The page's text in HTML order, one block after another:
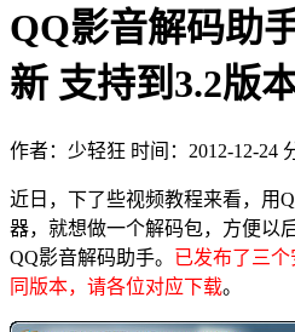
QQ影音解码助
新 支持到3.2版
作者：少轻狂 时间：2012-12-24
近日，下了些视频教程来看，用
器，就想做一个解码包，方便以
QQ影音解码助手。 已发布了三
同版本，请各位对应下载。